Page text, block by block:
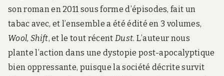
son roman en 2011 sous forme d’épisodes, fait un
tabac avec, et l’ensemble a été édité en 3 volumes,
Wool, Shift, et le tout récent Dust. L’auteur nous
plante l’action dans une dystopie post-apocalyptique
bien oppressante, puisque la société décrite survit